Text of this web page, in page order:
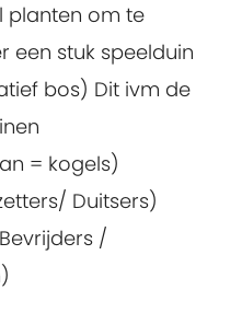
planten om te
een stuk speelduin
bos) Dit ivm de
= kogels)
Duitsers)
/